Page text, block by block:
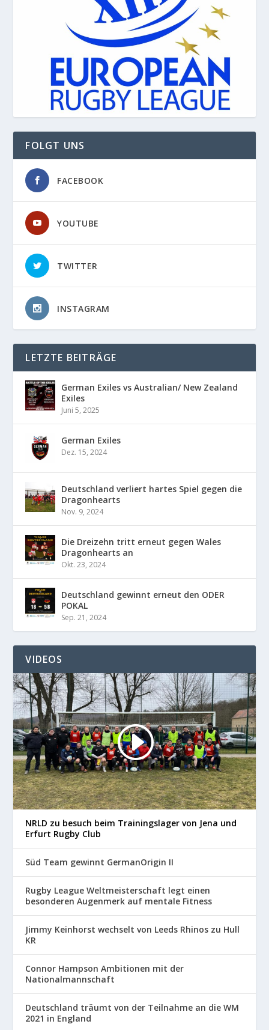
FOLGT UNS
FACEBOOK
YOUTUBE
TWITTER
INSTAGRAM
LETZTE BEITRÄGE
German Exiles vs Australian/ New Zealand
Exiles
Juni 5, 2025
German Exiles
Dez. 15, 2024
Deutschland verliert hartes Spiel gegen die
Dragonhearts
Nov. 9, 2024
Die Dreizehn tritt erneut gegen Wales
Dragonhearts an
Okt. 23, 2024
Deutschland gewinnt erneut den ODER
POKAL
Sep. 21, 2024
VIDEOS
NRLD zu besuch beim Trainingslager von Jena und
Erfurt Rugby Club
Süd Team gewinnt GermanOrigin II
Rugby League Weltmeisterschaft legt einen
besonderen Augenmerk auf mentale Fitness
Jimmy Keinhorst wechselt von Leeds Rhinos zu Hull
KR
Connor Hampson Ambitionen mit der
Nationalmannschaft
Deutschland träumt von der Teilnahme an die WM
2021 in England